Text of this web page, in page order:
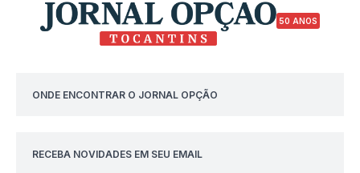
50 ANOS
ONDE ENCONTRAR O JORNAL OPÇÃO
RECEBA NOVIDADES EM SEU EMAIL